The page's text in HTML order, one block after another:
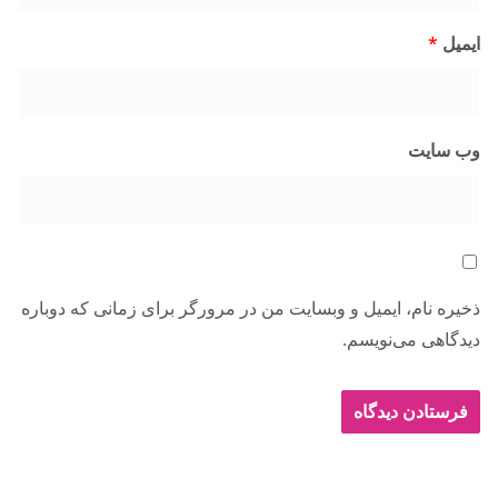
ایمیل *
وب‌ سایت
ذخیره نام، ایمیل و وبسایت من در مرورگر برای زمانی که دوباره
دیدگاهی می‌نویسم.